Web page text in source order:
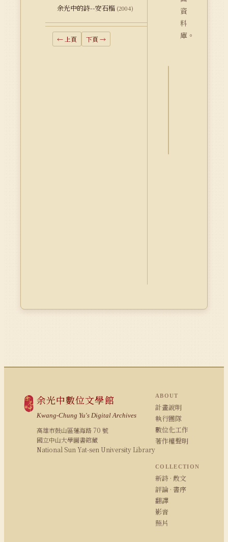
余光中的詩--安石榴 (2004)
← 上頁 下頁 →
資
料
庫。
余光中數位文學館
Kwang-Chung Yu's Digital Archives
高雄市鼓山區蓮海路 70 號
國立中山大學圖書館藏
National Sun Yat-sen University Library
ABOUT
計畫說明
執行團隊
數位化工作
著作權聲明
COLLECTION
新詩 · 散文
評論 · 書序
翻譯
影音
照片